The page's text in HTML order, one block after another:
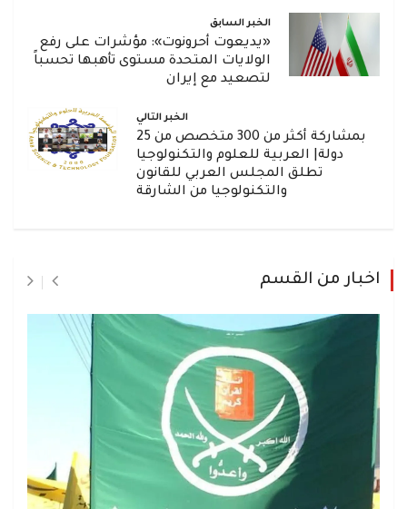
الخبر السابق
«يديعوت أحرونوت»: مؤشرات على رفع
الولايات المتحدة مستوى تأهبها تحسباً
لتصعيد مع إيران
الخبر التالي
بمشاركة أكثر من 300 متخصص من 25
دولة| العربية للعلوم والتكنولوجيا
تطلق المجلس العربي للقانون
والتكنولوجيا من الشارقة
اخبار من القسم